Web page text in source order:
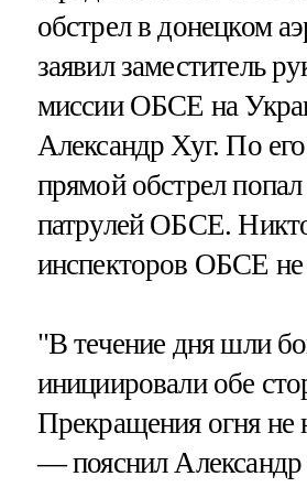
обстрел в донецком
заявил заместитель
миссии ОБСЕ на
Александр Хуг. По
прямой обстрел
патрулей ОБСЕ.
инспекторов ОБСЕ не
"В течение дня шли
инициировали обе
Прекращения огня не
— пояснил Александр